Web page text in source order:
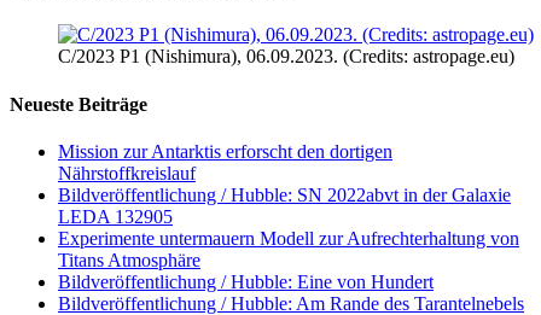
C/2023 P1 (Nishimura), 06.09.2023. (Credits: astropage.eu)
Neueste Beiträge
Mission zur Antarktis erforscht den dortigen
Nährstoffkreislauf
Bildveröffentlichung / Hubble: SN 2022abvt in der Galaxie
LEDA 132905
Experimente untermauern Modell zur Aufrechterhaltung von
Titans Atmosphäre
Bildveröffentlichung / Hubble: Eine von Hundert
Bildveröffentlichung / Hubble: Am Rande des Tarantelnebels